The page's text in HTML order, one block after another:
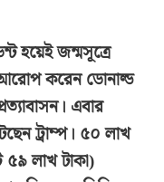
হয়েই জন্মসূত্রে
আরোপ করেন ডোনাল্ড
এবার
ট্রাম্প। ৫০ লাখ
৫৯ লাখ টাকা)